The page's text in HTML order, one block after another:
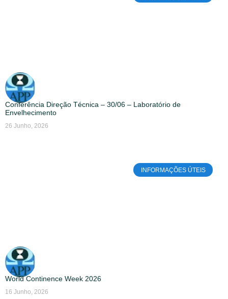
Conferência Direção Técnica – 30/06 – Laboratório de
Envelhecimento
26 Junho, 2026
INFORMAÇÕES ÚTEIS
World Continence Week 2026
16 Junho, 2026